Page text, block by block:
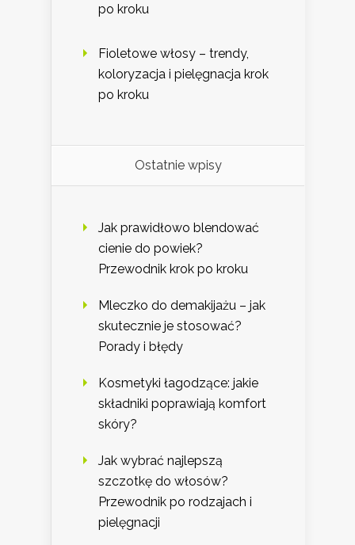
po kroku
Fioletowe włosy – trendy,
koloryzacja i pielęgnacja krok
po kroku
Ostatnie wpisy
Jak prawidłowo blendować
cienie do powiek?
Przewodnik krok po kroku
Mleczko do demakijażu – jak
skutecznie je stosować?
Porady i błędy
Kosmetyki łagodzące: jakie
składniki poprawiają komfort
skóry?
Jak wybrać najlepszą
szczotkę do włosów?
Przewodnik po rodzajach i
pielęgnacji